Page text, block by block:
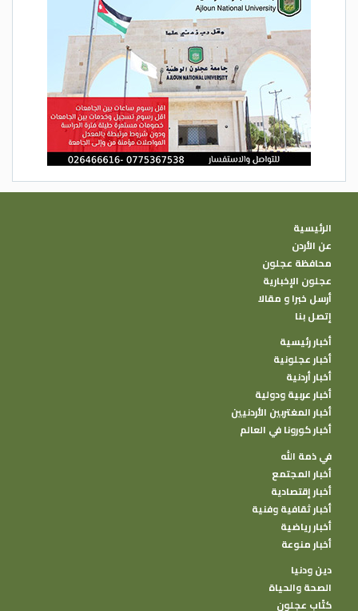
الرئيسية
عن الأردن
محافظة عجلون
عجلون الإخبارية
أرسل خبرا و مقالا
إتصل بنا
أخبار رئيسية
أخبار عجلونية
أخبار أردنية
أخبار عربية ودولية
أخبار المغتربين الأردنيين
أخبار كورونا في العالم
في ذمة الله
أخبار المجتمع
أخبار إقتصادية
أخبار ثقافية وفنية
أخبار رياضية
أخبار منوعة
دين ودنيا
الصحة والحياة
كتًاب عجلون